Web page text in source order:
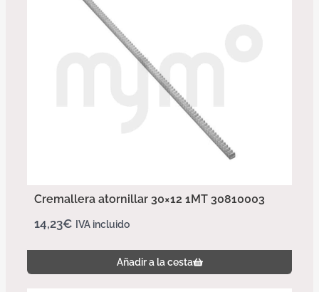
Cremallera atornillar 30×12 1MT 30810003
14,23€ IVA incluido
Añadir a la cesta